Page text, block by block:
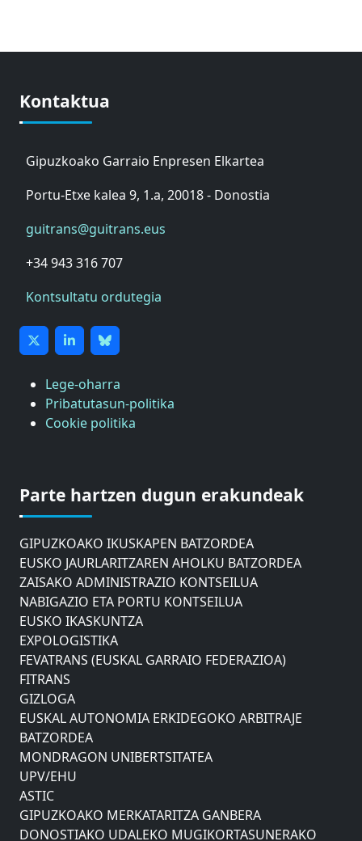
Kontaktua
Gipuzkoako Garraio Enpresen Elkartea
Portu-Etxe kalea 9, 1.a, 20018 - Donostia
guitrans@guitrans.eus
+34 943 316 707
Kontsultatu ordutegia
Lege-oharra
Pribatutasun-politika
Cookie politika
Parte hartzen dugun erakundeak
DONOSTIAKO UDALEKO MUGIKORTASUNERAKO
AHOLKU BATZORDEA
GIPUZKOAKO IKUSKAPEN BATZORDEA
EUSKO JAURLARITZAREN AHOLKU BATZORDEA
ZAISAKO ADMINISTRAZIO KONTSEILUA
NABIGAZIO ETA PORTU KONTSEILUA
EUSKO IKASKUNTZA
EXPOLOGISTIKA
FEVATRANS (EUSKAL GARRAIO FEDERAZIOA)
FITRANS
GIZLOGA
EUSKAL AUTONOMIA ERKIDEGOKO ARBITRAJE
BATZORDEA
MONDRAGON UNIBERTSITATEA
UPV/EHU
ASTIC
GIPUZKOAKO MERKATARITZA GANBERA
DONOSTIAKO UDALEKO MUGIKORTASUNERAKO